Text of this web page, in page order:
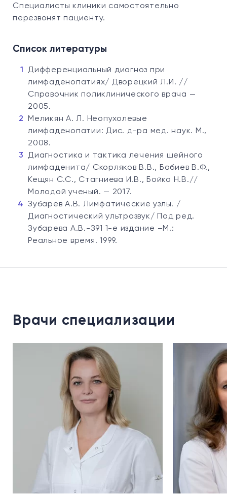
Специалисты клиники самостоятельно
перезвонят пациенту.
Список литературы
Дифференциальный диагноз при
лимфаденопатиях/ Дворецкий Л.И. //
Справочник поликлинического врача —
2005.
Меликян А. Л. Неопухолевые
лимфаденопатии: Дис. д-ра мед. наук. М.,
2008.
Диагностика и тактика лечения шейного
лимфаденита/ Скорляков В.В., Бабиев В.Ф.,
Кещян С.С., Стагниева И.В., Бойко Н.В.//
Молодой ученый. — 2017.
Зубарев А.В. Лимфатические узлы. /
Диагностический ультразвук/ Под ред.
Зубарева А.В.-З91 1-е издание –М.:
Реальное время. 1999.
Врачи специализации